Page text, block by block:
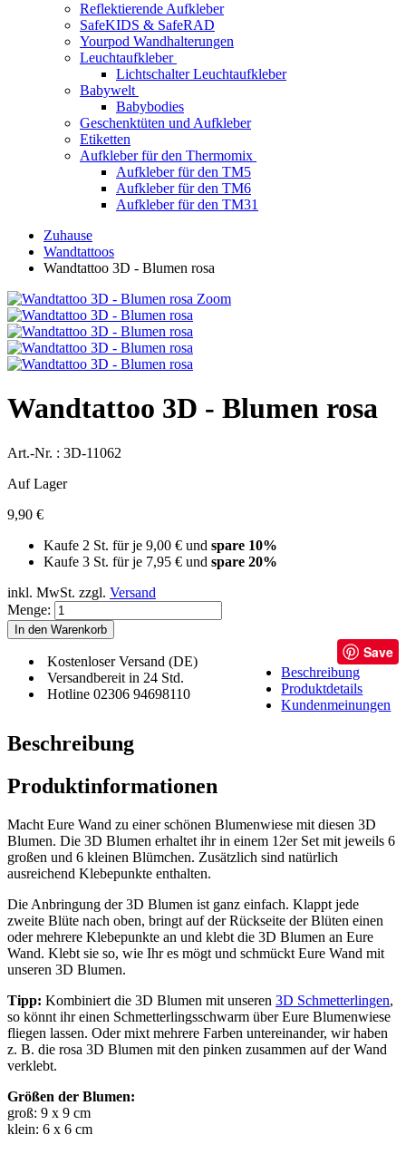
Reflektierende Aufkleber
SafeKIDS & SafeRAD
Yourpod Wandhalterungen
Leuchtaufkleber
Lichtschalter Leuchtaufkleber
Babywelt
Babybodies
Geschenktüten und Aufkleber
Etiketten
Aufkleber für den Thermomix
Aufkleber für den TM5
Aufkleber für den TM6
Aufkleber für den TM31
Zuhause
Wandtattoos
Wandtattoo 3D - Blumen rosa
Zoom
Wandtattoo 3D - Blumen rosa
Art.-Nr. : 3D-11062
Auf Lager
9,90 €
Kaufe 2 St. für je 9,00 € und spare 10%
Kaufe 3 St. für je 7,95 € und spare 20%
inkl. MwSt. zzgl. Versand
Menge:
In den Warenkorb
Kostenloser Versand (DE)
Versandbereit in 24 Std.
Hotline 02306 94698110
Save
Beschreibung
Produktdetails
Kundenmeinungen
Beschreibung
Produktinformationen
Macht Eure Wand zu einer schönen Blumenwiese mit diesen 3D
Blumen. Die 3D Blumen erhaltet ihr in einem 12er Set mit jeweils 6
großen und 6 kleinen Blümchen. Zusätzlich sind natürlich
ausreichend Klebepunkte enthalten.
Die Anbringung der 3D Blumen ist ganz einfach. Klappt jede
zweite Blüte nach oben, bringt auf der Rückseite der Blüten einen
oder mehrere Klebepunkte an und klebt die 3D Blumen an Eure
Wand. Klebt sie so, wie Ihr es mögt und schmückt Eure Wand mit
unseren 3D Blumen.
Tipp: Kombiniert die 3D Blumen mit unseren 3D Schmetterlingen,
so könnt ihr einen Schmetterlingsschwarm über Eure Blumenwiese
fliegen lassen. Oder mixt mehrere Farben untereinander, wir haben
z. B. die rosa 3D Blumen mit den pinken zusammen auf der Wand
verklebt.
Größen der Blumen:
groß: 9 x 9 cm
klein: 6 x 6 cm